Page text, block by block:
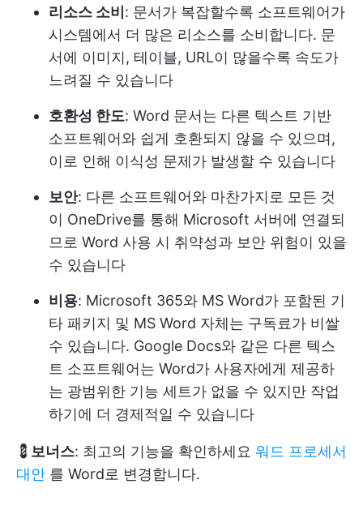
리소스 소비 : 문서가 복잡할수록 소프트웨어가
시스템에서 더 많은 리소스를 소비합니다. 문
서에 이미지, 테이블, URL이 많을수록 속도가
느려질 수 있습니다
호환성 한도: Word 문서는 다른 텍스트 기반
소프트웨어와 쉽게 호환되지 않을 수 있으며,
이로 인해 이식성 문제가 발생할 수 있습니다
보안: 다른 소프트웨어와 마찬가지로 모든 것
이 OneDrive를 통해 Microsoft 서버에 연결되
므로 Word 사용 시 취약성과 보안 위험이 있을
수 있습니다
비용: Microsoft 365와 MS Word가 포함된 기
타 패키지 및 MS Word 자체는 구독료가 비쌀
수 있습니다. Google Docs와 같은 다른 텍스
트 소프트웨어는 Word가 사용자에게 제공하
는 광범위한 기능 세트가 없을 수 있지만 작업
하기에 더 경제적일 수 있습니다
💈 보너스: 최고의 기능을 확인하세요 워드 프로세서
대안 를 Word로 변경합니다.